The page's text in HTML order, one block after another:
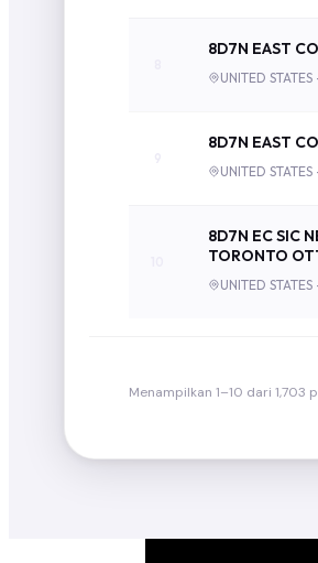
8D7N EAST
UNITED
8D7N EAST
UNITED
8D7N EC SIC
TORONTO
UNITED
Menampilkan 1–10 dari 1,703